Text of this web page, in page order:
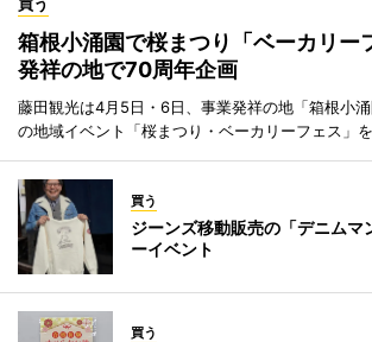
箱根小涌園で桜まつり「ベーカリ
発祥の地で70周年企画
藤田観光は4月5日・6日、事業発祥の地「箱根小
の地域イベント「桜まつり・ベーカリーフェス」を
買う
ジーンズ移動販売の「デニムマ
ーイベント
買う